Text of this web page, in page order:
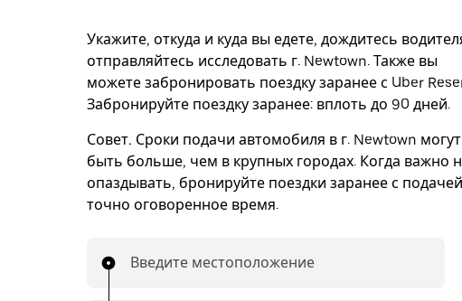
Укажите, откуда и куда вы едете, дождитесь
отправляйтесь исследовать г. Newtown. Также вы
можете забронировать поездку заранее с Uber
Забронируйте поездку заранее: вплоть до 90 дней.
Совет. Сроки подачи автомобиля в г. Newtown могут
быть больше, чем в крупных городах. Когда важно
опаздывать, бронируйте поездки заранее с
точно оговоренное время.
Введите местоположение